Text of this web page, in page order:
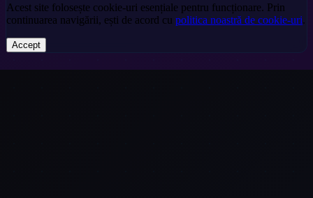
Acest site folosește cookie-uri esențiale pentru funcționare. Prin
continuarea navigării, ești de acord cu politica noastră de cookie-uri.
Accept